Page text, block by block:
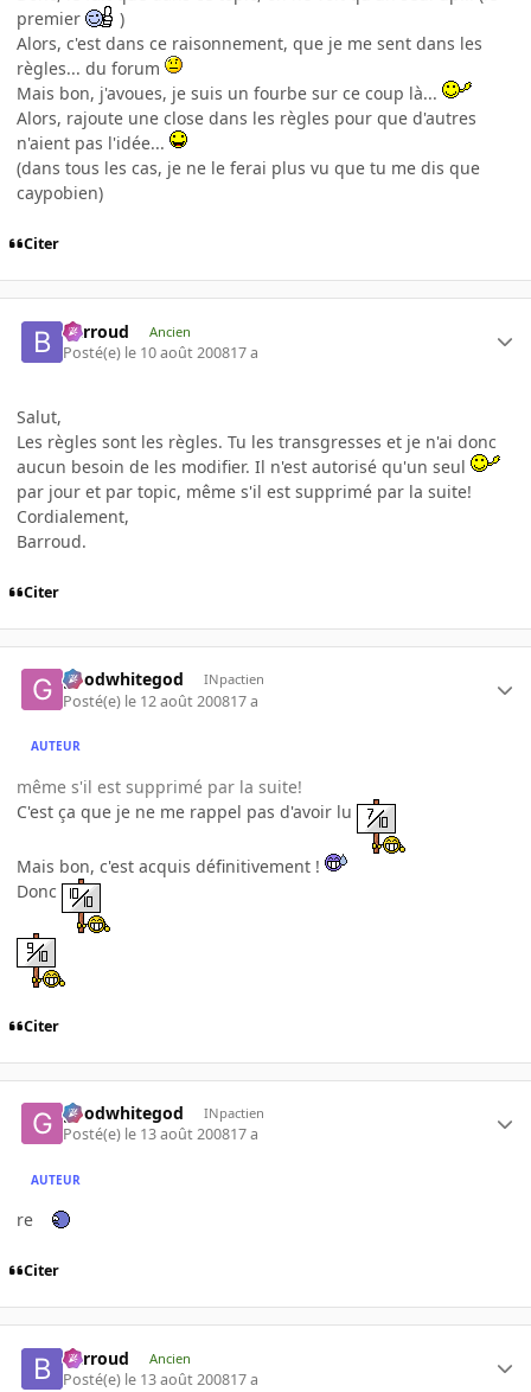
premier
)
Alors, c'est dans ce raisonnement, que je me sent dans les
règles... du forum
Mais bon, j'avoues, je suis un fourbe sur ce coup là...
Alors, rajoute une close dans les règles pour que d'autres
n'aient pas l'idée...
(dans tous les cas, je ne le ferai plus vu que tu me dis que
caypobien)
Citer
Barroud Ancien
Posté(e) le 10 août 200817 a
Salut,
Les règles sont les règles. Tu les transgresses et je n'ai donc
aucun besoin de les modifier. Il n'est autorisé qu'un seul
par jour et par topic, même s'il est supprimé par la suite!
Cordialement,
Barroud.
Citer
goodwhitegod INpactien
Posté(e) le 12 août 200817 a
AUTEUR
même s'il est supprimé par la suite!
C'est ça que je ne me rappel pas d'avoir lu
Mais bon, c'est acquis définitivement !
Donc
Citer
goodwhitegod INpactien
Posté(e) le 13 août 200817 a
AUTEUR
re
Citer
Barroud Ancien
Posté(e) le 13 août 200817 a